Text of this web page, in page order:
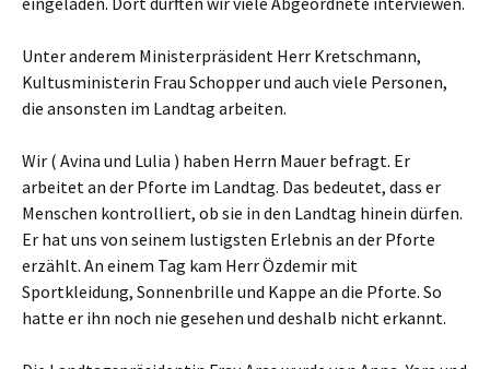
Unter anderem Ministerpräsident Herr Kretschmann,
Kultusministerin Frau Schopper und auch viele Personen,
die ansonsten im Landtag arbeiten.
Wir ( Avina und Lulia ) haben Herrn Mauer befragt. Er
arbeitet an der Pforte im Landtag. Das bedeutet, dass er
Menschen kontrolliert, ob sie in den Landtag hinein dürfen.
Er hat uns von seinem lustigsten Erlebnis an der Pforte
erzählt. An einem Tag kam Herr Özdemir mit
Sportkleidung, Sonnenbrille und Kappe an die Pforte. So
hatte er ihn noch nie gesehen und deshalb nicht erkannt.